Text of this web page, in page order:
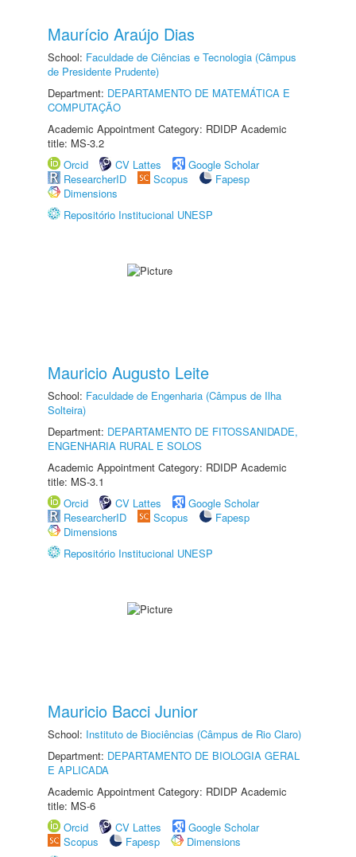
Maurício Araújo Dias
School: Faculdade de Ciências e Tecnologia (Câmpus
de Presidente Prudente)
Department: DEPARTAMENTO DE MATEMÁTICA E
COMPUTAÇÃO
Academic Appointment Category: RDIDP Academic
title: MS-3.2
Orcid
CV Lattes
Google Scholar
ResearcherID
Scopus
Fapesp
Dimensions
Repositório Institucional UNESP
Mauricio Augusto Leite
School: Faculdade de Engenharia (Câmpus de Ilha
Solteira)
Department: DEPARTAMENTO DE FITOSSANIDADE,
ENGENHARIA RURAL E SOLOS
Academic Appointment Category: RDIDP Academic
title: MS-3.1
Orcid
CV Lattes
Google Scholar
ResearcherID
Scopus
Fapesp
Dimensions
Repositório Institucional UNESP
Mauricio Bacci Junior
School: Instituto de Biociências (Câmpus de Rio Claro)
Department: DEPARTAMENTO DE BIOLOGIA GERAL
E APLICADA
Academic Appointment Category: RDIDP Academic
title: MS-6
Orcid
CV Lattes
Google Scholar
Scopus
Fapesp
Dimensions